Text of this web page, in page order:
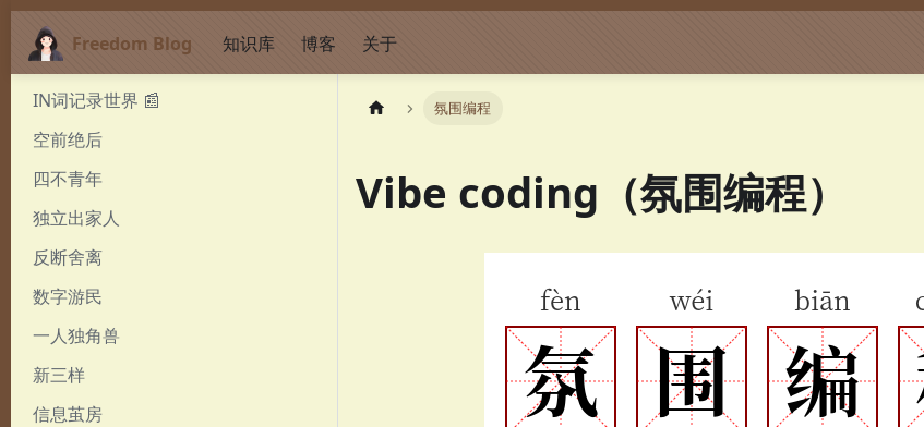
Freedom Blog 知识库 博客 关于
IN词记录世界 📰
空前绝后
四不青年
独立出家人
反断舍离
数字游民
一人独角兽
新三样
信息茧房
氛围编程
Vibe coding（氛围编程）